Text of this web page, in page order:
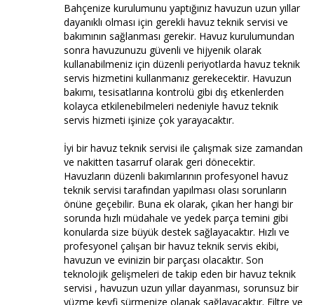
Bahçenize kurulumunu yaptığınız havuzun uzun yıllar
dayanıklı olması için gerekli havuz teknik servisi ve
bakımının sağlanması gerekir. Havuz kurulumundan
sonra havuzunuzu güvenli ve hijyenik olarak
kullanabilmeniz için düzenli periyotlarda havuz teknik
servis hizmetini kullanmanız gerekecektir. Havuzun
bakımı, tesisatlarına kontrolü gibi dış etkenlerden
kolayca etkilenebilmeleri nedeniyle havuz teknik
servis hizmeti işinize çok yarayacaktır.
İyi bir havuz teknik servisi ile çalışmak size zamandan
ve nakitten tasarruf olarak geri dönecektir.
Havuzların düzenli bakımlarının profesyonel havuz
teknik servisi tarafından yapılması olası sorunların
önüne geçebilir. Buna ek olarak, çıkan her hangi bir
sorunda hızlı müdahale ve yedek parça temini gibi
konularda size büyük destek sağlayacaktır. Hızlı ve
profesyonel çalışan bir havuz teknik servis ekibi,
havuzun ve evinizin bir parçası olacaktır. Son
teknolojik gelişmeleri de takip eden bir havuz teknik
servisi , havuzun uzun yıllar dayanması, sorunsuz bir
yüzme keyfi sürmenize olanak sağlayacaktır. Filtre ve